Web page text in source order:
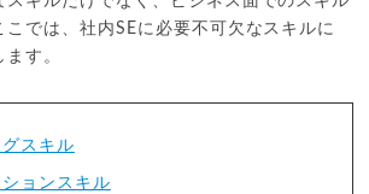
こでは、社内SEに必要不可欠なスキルに
す。
スキル
ョンスキル